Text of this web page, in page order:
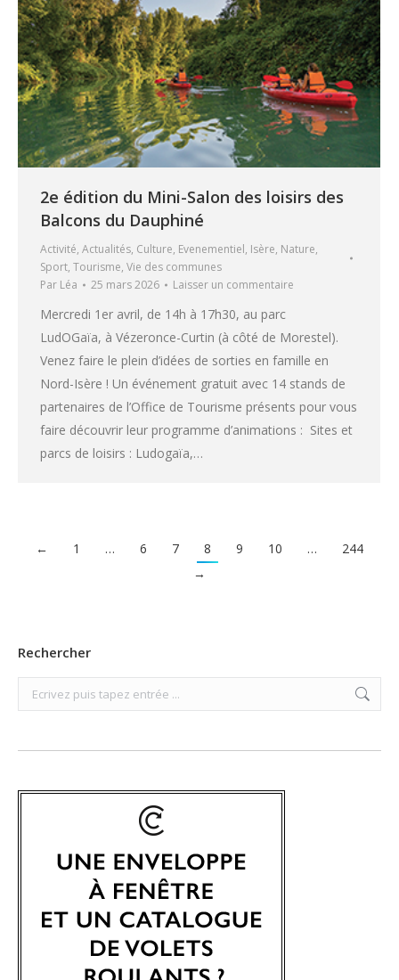
2e édition du Mini-Salon des loisirs des
Balcons du Dauphiné
Activité, Actualités, Culture, Evenementiel, Isère, Nature,
Sport, Tourisme, Vie des communes
Par Léa 25 mars 2026 Laisser un commentaire
Mercredi 1er avril, de 14h à 17h30, au parc
LudOGaïa, à Vézeronce-Curtin (à côté de Morestel).
Venez faire le plein d’idées de sorties en famille en
Nord-Isère ! Un événement gratuit avec 14 stands de
partenaires de l’Office de Tourisme présents pour vous
faire découvrir leur programme d’animations : Sites et
parcs de loisirs : Ludogaïa,…
← 1 … 6 7 8 9 10 …
244
→
Rechercher
Search: